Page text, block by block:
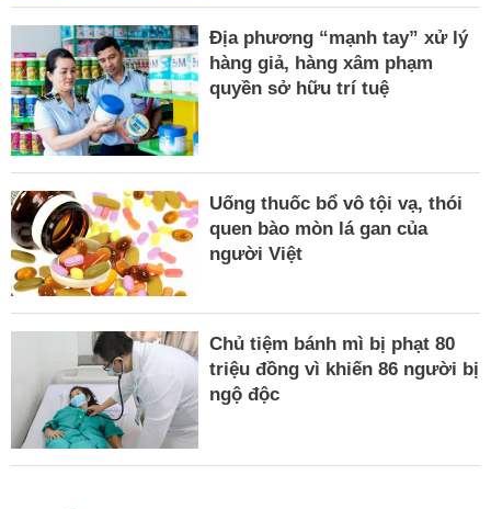
Địa phương “mạnh tay” xử lý
hàng giả, hàng xâm phạm
quyền sở hữu trí tuệ
Uống thuốc bổ vô tội vạ, thói
quen bào mòn lá gan của
người Việt
Chủ tiệm bánh mì bị phạt 80
triệu đồng vì khiến 86 người bị
ngộ độc